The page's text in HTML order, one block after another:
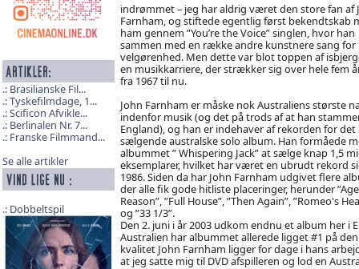
Brasilianske Fil...
Tyskefilmdage, 1...
Scificon Afvikle...
Berlinalen Nr. 7...
Franske Filmmand...
Se alle artikler
Dobbeltspil
indrømmet – jeg har aldrig været den store fan af
Farnham, og stiftede egentlig først bekendtskab
ham gennem ”You’re the Voice” singlen, hvor han
sammen med en række andre kunstnere sang for
velgørenhed. Men dette var blot toppen af
en musikkarriere, der strækker sig over hele fem
fra 1967 til nu.
John Farnham er måske nok Australiens største
indenfor musik (og det på trods af at han
England), og han er indehaver af rekorden for det
sælgende australske solo album. Han formåede
albummet ” Whispering Jack” at sælge knap 1,5
eksemplarer, hvilket har været en ubrudt rekord
1986. Siden da har John Farnham udgivet flere
der alle fik gode hitliste placeringer, herunder
Reason”, ”Full House”, ”Then Again”, ”Romeo's
og ”33 1/3”.
Den 2. juni i år 2003 udkom endnu et album her i
Australien har albummet allerede ligget #1 på
kvalitet John Farnham ligger for dage i hans
at jeg satte mig til DVD afspilleren og lod en